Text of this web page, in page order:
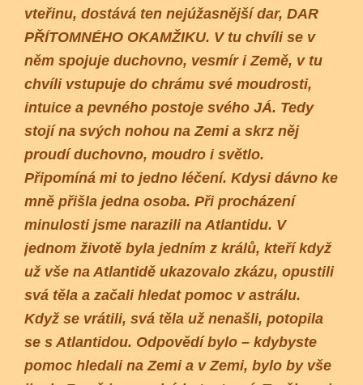
vteřinu, dostává ten nejúžasnější dar, DAR
PŘÍTOMNÉHO OKAMŽIKU. V tu chvíli se v
něm spojuje duchovno, vesmír i Země, v tu
chvíli vstupuje do chrámu své moudrosti,
intuice a pevného postoje svého JÁ. Tedy
stojí na svých nohou na Zemi a skrz něj
proudí duchovno, moudro i světlo.
Připomíná mi to jedno léčení. Kdysi dávno ke
mně přišla jedna osoba. Při procházení
minulosti jsme narazili na Atlantidu. V
jednom životě byla jedním z králů, kteří když
už vše na Atlantidě ukazovalo zkázu, opustili
svá těla a začali hledat pomoc v astrálu.
Když se vrátili, svá těla už nenašli, potopila
se s Atlantidou. Odpovědí bylo – kdybyste
pomoc hledali na Zemi a v Zemi, bylo by vše